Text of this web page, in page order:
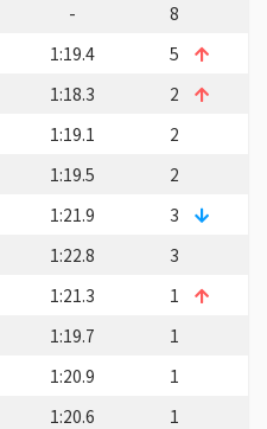
-
8
1:19.4
5
1:18.3
2
1:19.1
2
1:19.5
2
1:21.9
3
1:22.8
3
1:21.3
1
1:19.7
1
1:20.9
1
1:20.6
1